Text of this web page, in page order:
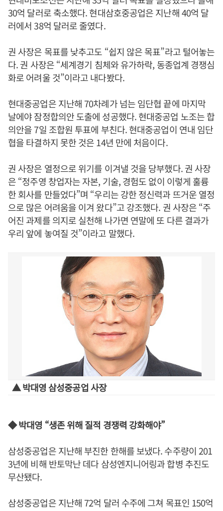
30억 달러로 축소했다. 현대삼호중공업은 지난해 40억 달
러에서 38억 달러로 줄였다.
권 사장은 목표를 낮추고도 “쉽지 않은 목표”라고 털어놓는
다. 권 사장은 “세계경기 침체와 유가하락, 동종업계 경쟁심
화로 어려울 것”이라고 내다봤다.
현대중공업은 지난해 70차례가 넘는 임단협 끝에 마지막
날에야 잠정합의안 도출에 성공했다. 현대중공업 노조는 합
의안을 7일 조합원 투표에 부친다. 현대중공업이 연내 임단
협을 타결하지 못한 것은 14년 만에 처음이다.
권 사장은 열정으로 위기를 이겨낼 것을 당부했다. 권 사장
은 “정주영 창업자는 자본, 기술, 경험도 없이 이렇게 훌륭
한 회사를 만들었다”며 “우리는 강한 정신력과 뜨거운 열정
으로 많은 어려움을 이겨 왔다”고 강조했다. 권 사장은 “주
어진 과제를 의지로 실천해 나가면 연말에 또 다른 결과가
우리 앞에 놓여질 것”이라고 말했다.
▲ 박대영 삼성중공업 사장
◆ 박대영 “생존 위해 질적 경쟁력 강화해야”
삼성중공업은 지난해 부진한 한해를 보냈다. 수주량이 201
3년에 비해 반토막난 데다 삼성엔지니어링과 합병 추진도
무산됐다.
삼성중공업은 지난해 72억 달러 수주에 그쳐 목표인 150억